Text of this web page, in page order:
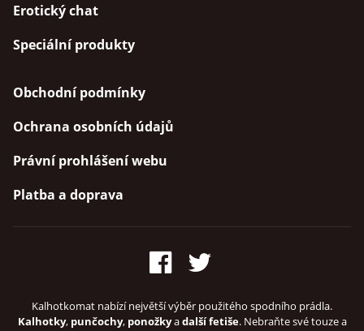
Erotický chat
Speciální produkty
Obchodní podmínky
Ochrana osobních údajů
Právní prohlášení webu
Platba a doprava
Kalhotkomat nabízí největší výběr použitého spodního prádla.
Kalhotky, punčochy, ponožkyadalší fetiše. Nebraňte své touze a